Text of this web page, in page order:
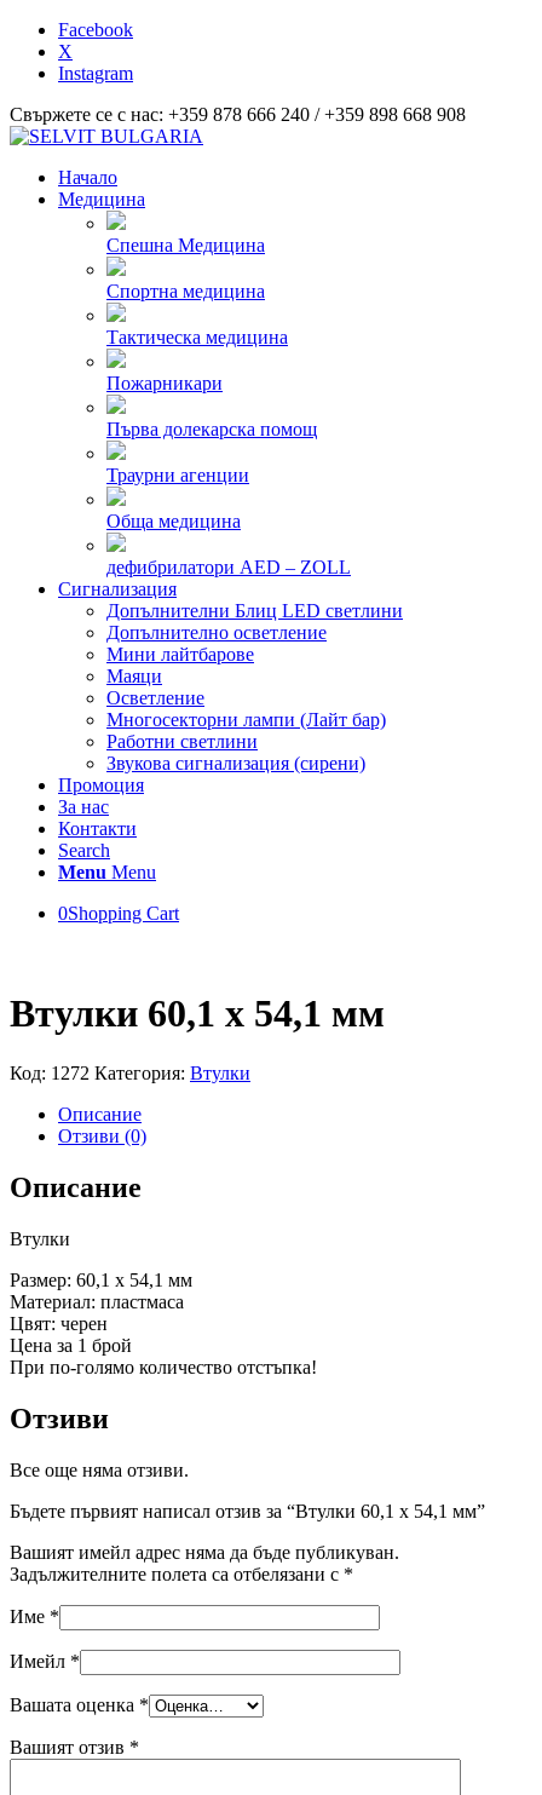
Facebook
X
Instagram
Свържете се с нас: +359 878 666 240 / +359 898 668 908
Начало
Медицина
Спешна Медицина
Спортна медицина
Тактическа медицина
Пожарникари
Първа долекарска помощ
Траурни агенции
Обща медицина
дефибрилатори AED – ZOLL
Сигнализация
Допълнителни Блиц LED светлини
Допълнително осветление
Мини лайтбарове
Маяци
Осветление
Многосекторни лампи (Лайт бар)
Работни светлини
Звукова сигнализация (сирени)
Промоция
За нас
Контакти
Search
Menu Menu
0Shopping Cart
Втулки 60,1 х 54,1 мм
Код: 1272 Категория: Втулки
Описание
Отзиви (0)
Описание
Втулки
Размер: 60,1 х 54,1 мм
Материал: пластмаса
Цвят: черен
Цена за 1 брой
При по-голямо количество отстъпка!
Отзиви
Все още няма отзиви.
Бъдете първият написал отзив за “Втулки 60,1 х 54,1 мм”
Вашият имейл адрес няма да бъде публикуван.
Задължителните полета са отбелязани с *
Име *
Имейл *
Вашата оценка *
Вашият отзив *